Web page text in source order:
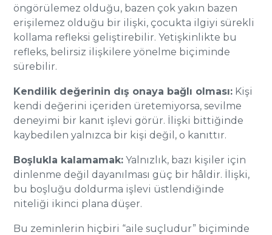
öngörülemez olduğu, bazen çok yakın bazen
erişilemez olduğu bir ilişki, çocukta ilgiyi sürekli
kollama refleksi geliştirebilir. Yetişkinlikte bu
refleks, belirsiz ilişkilere yönelme biçiminde
sürebilir.
Kendilik değerinin dış onaya bağlı olması: Kişi
kendi değerini içeriden üretemiyorsa, sevilme
deneyimi bir kanıt işlevi görür. İlişki bittiğinde
kaybedilen yalnızca bir kişi değil, o kanıttır.
Boşlukla kalamamak: Yalnızlık, bazı kişiler için
dinlenme değil dayanılması güç bir hâldir. İlişki,
bu boşluğu doldurma işlevi üstlendiğinde
niteliği ikinci plana düşer.
Bu zeminlerin hiçbiri “aile suçludur” biçiminde